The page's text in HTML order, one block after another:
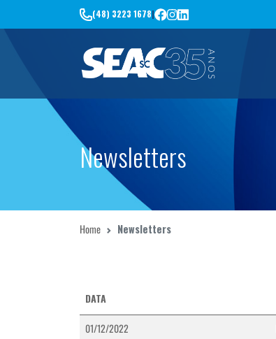
(48) 3223 1678|
Newsletters
Home Newsletters
DATA
01/12/2022